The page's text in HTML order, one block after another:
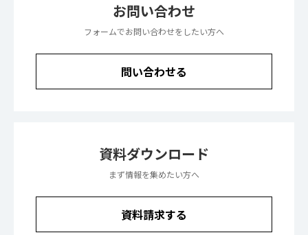
お問い合わせ
フォームでお問い合わせをしたい方へ
問い合わせる
資料ダウンロード
まず情報を集めたい方へ
資料請求する